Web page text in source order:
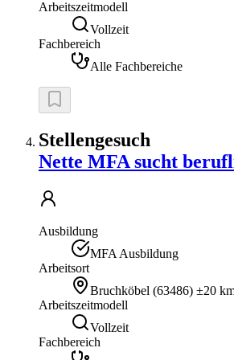
Arbeitszeitmodell
Vollzeit
Fachbereich
Alle Fachbereiche
Stellengesuch
Nette MFA sucht
Ausbildung
MFA Ausbildung
Arbeitsort
Bruchköbel (63486) ±20
Arbeitszeitmodell
Vollzeit
Fachbereich